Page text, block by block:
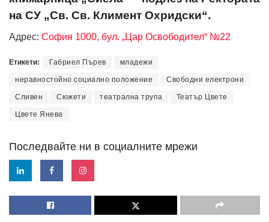
на СУ „Св. Св. Климент Охридски“.
Адрес: София 1000, бул. „Цар Освободител“ №22
Етикети: Габриел Пърев младежи
неравностойно социално положение Свободни електрони
Сливен Сюжети театрална трупа Театър Цвете
Цвете Янева
Последвайте ни в социалните мрежи